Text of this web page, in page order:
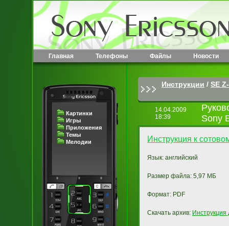
Главная Телефоны Файлы Новости
Картинки
Игры
Приложения
Темы
Мелодии
Инструкции / SE
14.04.2009
18:39
Sony
Инструкция к
Язык: английский
Размер файла: 5,97 МБ
Формат: PDF
Скачать архив: